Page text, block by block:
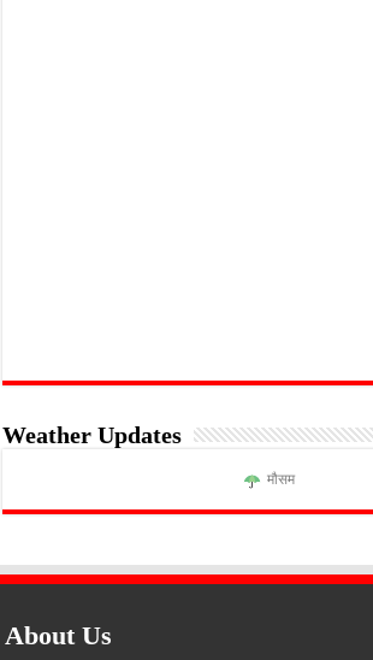
Weather Updates
मौसम
About Us